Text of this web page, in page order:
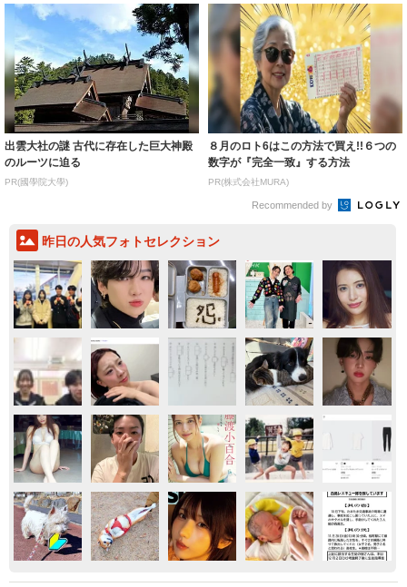
出雲大社の謎 古代に存在した巨大神殿
のルーツに迫る
PR(國學院大學)
８月のロト6はこの方法で買え!!６つの
数字が『完全一致』する方法
PR(株式会社MURA)
Recommended by
昨日の人気フォトセレクション